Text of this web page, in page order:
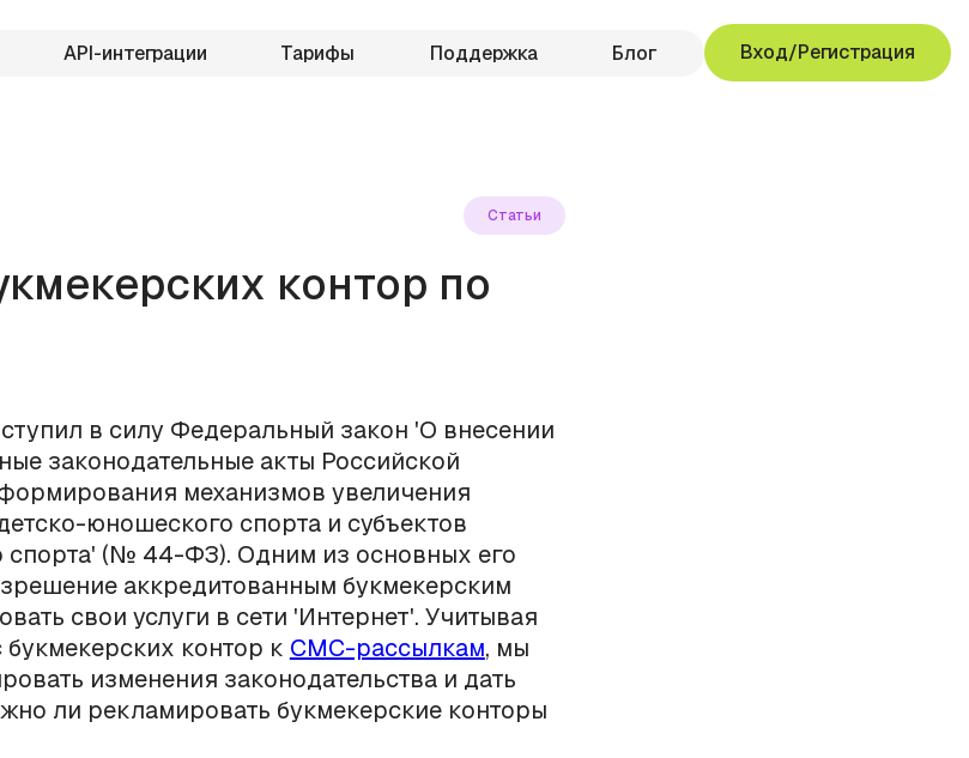
API-интеграции Тарифы Поддержка Блог Вход/Регистрация
Статьи
контор по
в силу Федеральный закон 'О внесении
законодательные акты Российской
механизмов увеличения
юношеского спорта и субъектов
спорта' (№ 44-ФЗ). Одним из основных его
аккредитованным букмекерским
свои услуги в сети 'Интернет'. Учитывая
контор к СМС-рассылкам, мы
изменения законодательства и дать
ли рекламировать букмекерские конторы